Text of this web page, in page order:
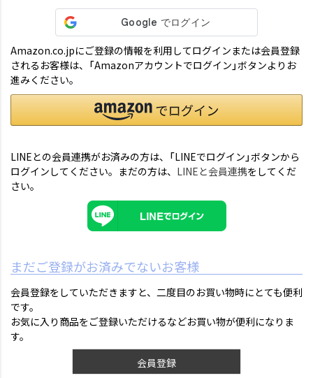
Amazon.co.jpにご登録の情報を利用してログインまたは会員登録
されるお客様は、「Amazonアカウントでログイン」ボタンよりお
進みください。
LINEとの会員連携がお済みの方は、「LINEでログイン」ボタンから
ログインしてください。まだの方は、 LINEと会員連携をしてくだ
さい。
まだご登録がお済みでないお客様
会員登録をしていただきますと、二度目のお買い物時にとても便利
です。
お気に入り商品をご登録いただけるなどお買い物が便利になりま
す。
会員登録